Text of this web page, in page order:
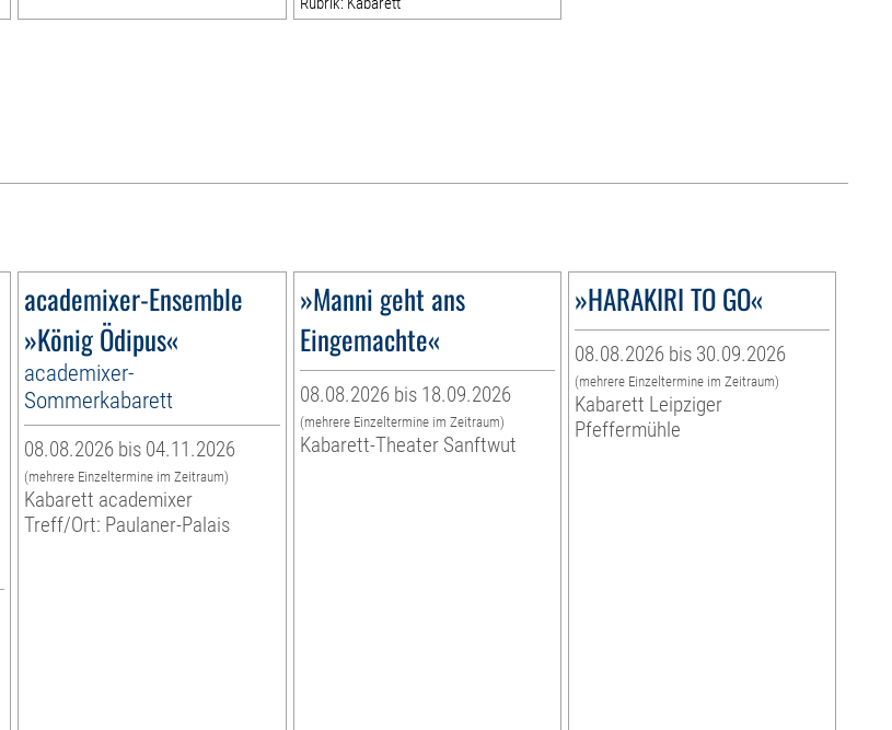
academixer-Ensemble
»König Ödipus«
academixer-
Sommerkabarett
08.08.2026 bis 04.11.2026
(mehrere Einzeltermine im Zeitraum)
Kabarett academixer
Treff/Ort: Paulaner-Palais
»Manni geht ans
Eingemachte«
08.08.2026 bis 18.09.2026
(mehrere Einzeltermine im Zeitraum)
Kabarett-Theater Sanftwut
»HARAKIRI TO GO«
08.08.2026 bis 30.09.2026
(mehrere Einzeltermine im Zeitraum)
Kabarett Leipziger
Pfeffermühle